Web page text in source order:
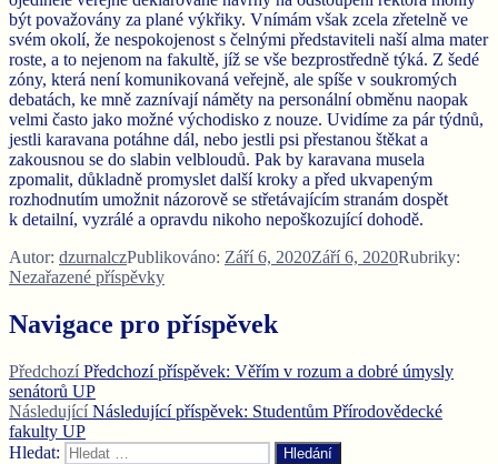
být považovány za plané výkřiky. Vnímám však zcela zřetelně ve
svém okolí, že nespokojenost s čelnými představiteli naší alma mater
roste, a to nejenom na fakultě, jíž se vše bezprostředně týká. Z šedé
zóny, která není komunikovaná veřejně, ale spíše v soukromých
debatách, ke mně zaznívají náměty na personální obměnu naopak
velmi často jako možné východisko z nouze. Uvidíme za pár týdnů,
jestli karavana potáhne dál, nebo jestli psi přestanou štěkat a
zakousnou se do slabin velbloudů. Pak by karavana musela
zpomalit, důkladně promyslet další kroky a před ukvapeným
rozhodnutím umožnit názorově se střetávajícím stranám dospět
k detailní, vyzrálé a opravdu nikoho nepoškozující dohodě.
Autor: dzurnalczPublikováno: Září 6, 2020Září 6, 2020Rubriky:
Nezařazené příspěvky
Navigace pro příspěvek
Předchozí Předchozí příspěvek: Věřím v rozum a dobré úmysly
senátorů UP
Následující Následující příspěvek: Studentům Přírodovědecké
fakulty UP
Hledat:
Hledání